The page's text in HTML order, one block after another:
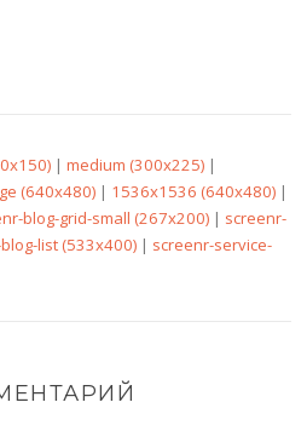
|medium (300x225) |
(640x480) | 1536x1536 (640x480) |
blog-grid-small (267x200) | screenr-
list (533x400) | screenr-service-